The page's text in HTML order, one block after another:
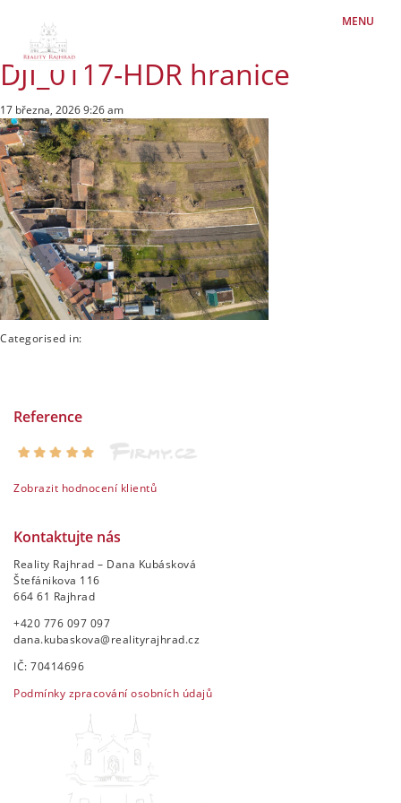
MENU
DJI_0117-HDR hranice
17 března, 2026 9:26 am
Categorised in:
Reference
Zobrazit hodnocení klientů
Kontaktujte nás
Reality Rajhrad – Dana Kubásková
Štefánikova 116
664 61 Rajhrad
+420 776 097 097
dana.kubaskova@realityrajhrad.cz
IČ: 70414696
Podmínky zpracování osobních údajů